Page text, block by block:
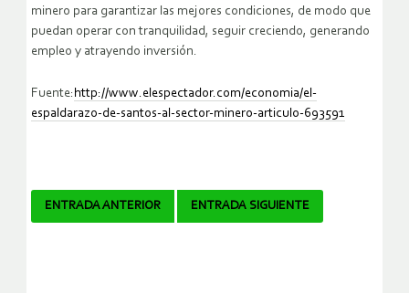
minero para garantizar las mejores condiciones, de modo que
puedan operar con tranquilidad, seguir creciendo, generando
empleo y atrayendo inversión.
Fuente: http://www.elespectador.com/economia/el-
espaldarazo-de-santos-al-sector-minero-articulo-693591
Navegador
ENTRADA ANTERIOR ENTRADA SIGUIENTE